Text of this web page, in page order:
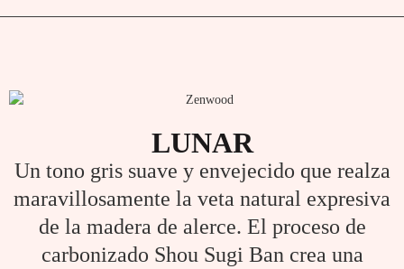
LUNAR
Un tono gris suave y envejecido que realza
maravillosamente la veta natural expresiva
de la madera de alerce. El proceso de
carbonizado Shou Sugi Ban crea una